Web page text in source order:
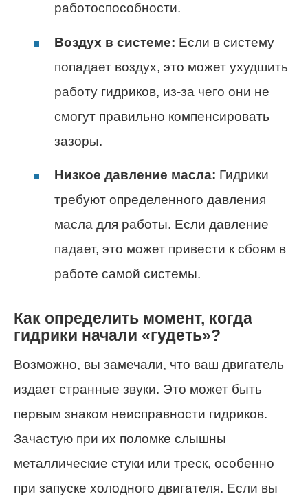
работоспособности.
Воздух в системе: Если в систему
попадает воздух, это может ухудшить
работу гидриков, из-за чего они не
смогут правильно компенсировать
зазоры.
Низкое давление масла: Гидрики
требуют определенного давления
масла для работы. Если давление
падает, это может привести к сбоям в
работе самой системы.
Как определить момент, когда
гидрики начали «гудеть»?
Возможно, вы замечали, что ваш двигатель
издает странные звуки. Это может быть
первым знаком неисправности гидриков.
Зачастую при их поломке слышны
металлические стуки или треск, особенно
при запуске холодного двигателя. Если вы